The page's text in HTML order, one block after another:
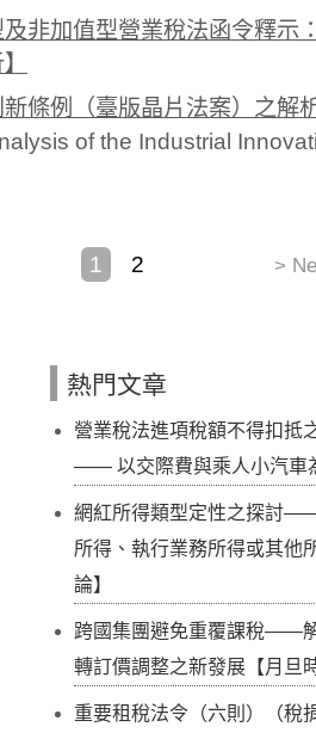
及非加值型營業稅法函令釋示
條例（臺版晶片法案）之解
of the Industrial
1 2 >
熱門文章
營業稅法進項稅額不得扣抵
—— 以交際費與乘人小汽車
網紅所得類型定性之探討
所得、執行業務所得或其他
論】
跨國集團避免重覆課稅——
轉訂價調整之新發展【月旦
重要租稅法令（六則）（稅